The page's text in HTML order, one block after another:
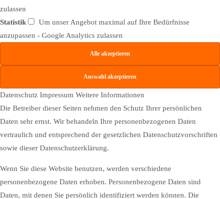
zulassen
Statistik
Um unser Angebot maximal auf Ihre Bedürfnisse
anzupassen - Google Analytics zulassen
Datenschutz Impressum Weitere Informationen
Die Betreiber dieser Seiten nehmen den Schutz Ihrer persönlichen
Daten sehr ernst. Wir behandeln Ihre personenbezogenen Daten
vertraulich und entsprechend der gesetzlichen Datenschutzvorschriften
sowie dieser Datenschutzerklärung.
Wenn Sie diese Website benutzen, werden verschiedene
personenbezogene Daten erhoben. Personenbezogene Daten sind
Daten, mit denen Sie persönlich identifiziert werden können. Die